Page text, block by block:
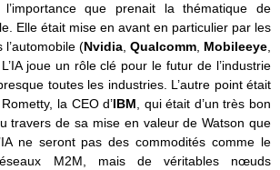
que prenait la thématique de
Elle était mise en avant en particulier par les
(Nvidia Qualcomm Mobileeye
L’IA joue un rôle clé pour le futur de l’industrie
toutes les industries. L’autre point était
la CEO d’IBM , qui était d’un très bon
travers de sa mise en valeur de Watson que
ne seront pas des commodités comme le
M2M, mais de véritables nœuds